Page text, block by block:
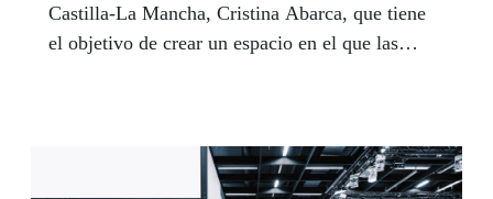
Castilla-La Mancha, Cristina Abarca, que tiene
el objetivo de crear un espacio en el que las